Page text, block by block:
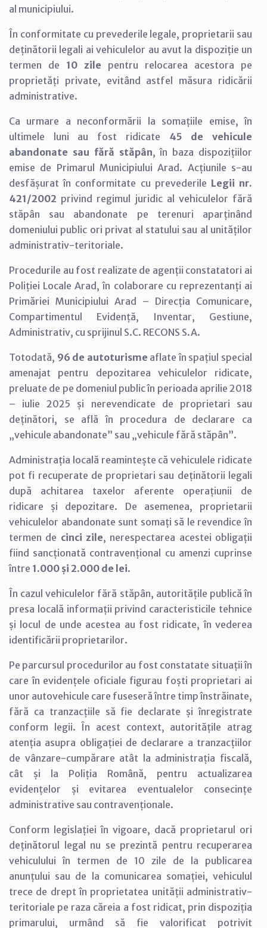
al municipiului.
În conformitate cu prevederile legale, proprietarii sau
deținătorii legali ai vehiculelor au avut la dispoziție un
termen de 10 zile pentru relocarea acestora pe
proprietăți private, evitând astfel măsura ridicării
administrative.
Ca urmare a neconformării la somațiile emise, în
ultimele luni au fost ridicate 45 de vehicule
abandonate sau fără stăpân, în baza dispozițiilor
emise de Primarul Municipiului Arad. Acțiunile s-au
desfășurat în conformitate cu prevederile Legii nr.
421/2002 privind regimul juridic al vehiculelor fără
stăpân sau abandonate pe terenuri aparținând
domeniului public ori privat al statului sau al unităților
administrativ-teritoriale.
Procedurile au fost realizate de agenții constatatori ai
Poliției Locale Arad, în colaborare cu reprezentanți ai
Primăriei Municipiului Arad – Direcția Comunicare,
Compartimentul Evidență, Inventar, Gestiune,
Administrativ, cu sprijinul S.C. RECONS S.A.
Totodată, 96 de autoturisme aflate în spațiul special
amenajat pentru depozitarea vehiculelor ridicate,
preluate de pe domeniul public în perioada aprilie 2018
– iulie 2025 și nerevendicate de proprietari sau
deținători, se află în procedura de declarare ca
„vehicule abandonate” sau „vehicule fără stăpân”.
Administrația locală reamintește că vehiculele ridicate
pot fi recuperate de proprietari sau deținătorii legali
după achitarea taxelor aferente operațiunii de
ridicare și depozitare. De asemenea, proprietarii
vehiculelor abandonate sunt somați să le revendice în
termen de cinci zile, nerespectarea acestei obligații
fiind sancționată contravențional cu amenzi cuprinse
între 1.000 și 2.000 de lei.
În cazul vehiculelor fără stăpân, autoritățile publică în
presa locală informații privind caracteristicile tehnice
și locul de unde acestea au fost ridicate, în vederea
identificării proprietarilor.
Pe parcursul procedurilor au fost constatate situații în
care în evidențele oficiale figurau foști proprietari ai
unor autovehicule care fuseseră între timp înstrăinate,
fără ca tranzacțiile să fie declarate și înregistrate
conform legii. În acest context, autoritățile atrag
atenția asupra obligației de declarare a tranzacțiilor
de vânzare-cumpărare atât la administrația fiscală,
cât și la Poliția Română, pentru actualizarea
evidențelor și evitarea eventualelor consecințe
administrative sau contravenționale.
Conform legislației în vigoare, dacă proprietarul ori
deținătorul legal nu se prezintă pentru recuperarea
vehiculului în termen de 10 zile de la publicarea
anunțului sau de la comunicarea somației, vehiculul
trece de drept în proprietatea unității administrativ-
teritoriale pe raza căreia a fost ridicat, prin dispoziția
primarului, urmând să fie valorificat potrivit